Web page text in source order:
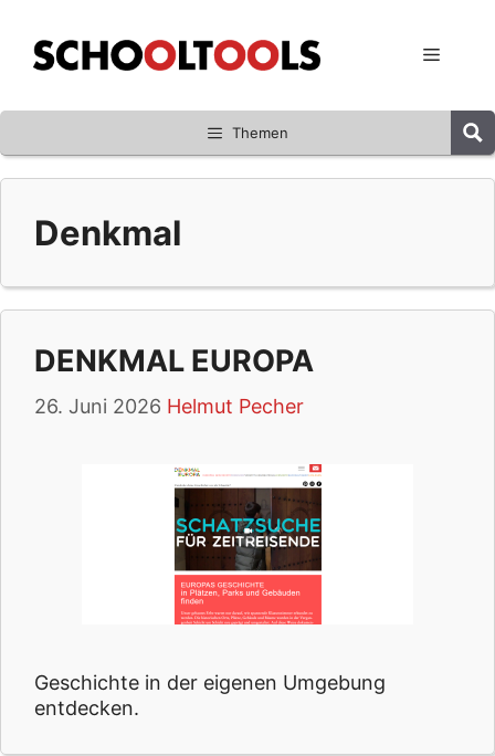
Inhalt
springen
Menü
Themen
Denkmal
DENKMAL EUROPA
26. Juni 2026 Helmut Pecher
Geschichte in der eigenen Umgebung
entdecken.